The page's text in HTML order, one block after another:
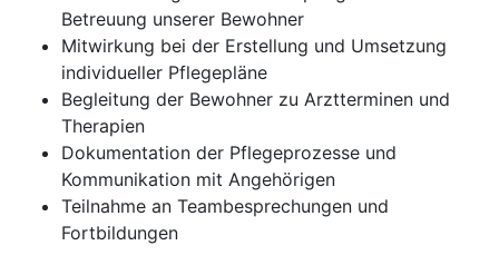
Betreuung unserer Bewohner
Mitwirkung bei der Erstellung und Umsetzung
individueller Pflegepläne
Begleitung der Bewohner zu Arztterminen und
Therapien
Dokumentation der Pflegeprozesse und
Kommunikation mit Angehörigen
Teilnahme an Teambesprechungen und
Fortbildungen